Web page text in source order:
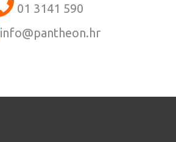
01 3141 590
info@pantheon.hr